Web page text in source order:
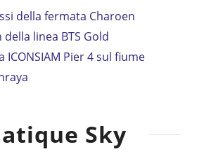
della fermata Charoen
della linea BTS Gold
ICONSIAM Pier 4 sul fiume
Sky